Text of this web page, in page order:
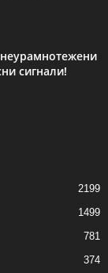
сигнали!
2199
1499
781
374